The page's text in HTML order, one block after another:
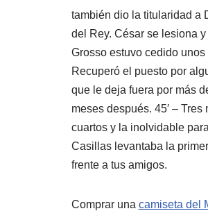
también dio la titularidad a
del Rey. César se lesiona
Grosso estuvo cedido
Recuperó el puesto por
que le deja fuera por más
meses después. 45′ –
cuartos y la inolvidable
Casillas levantaba la
frente a tus amigos.
Comprar una camiseta del